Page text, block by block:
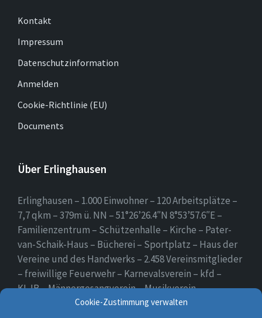
Cookie-Zustimmung verwalten
Kontakt
Impressum
Datenschutzinformation
Anmelden
Cookie-Richtlinie (EU)
Documents
Über Erlinghausen
Erlinghausen – 1.000 Einwohner – 120 Arbeitsplätze –
7,7 qkm – 379m ü. NN – 51°26’26.4″N 8°53’57.6″E –
Familienzentrum – Schützenhalle – Kirche – Pater-
van-Schaik-Haus – Bücherei – Sportplatz – Haus der
Vereine und des Handwerks – 2.458 Vereinsmitglieder
– freiwillige Feuerwehr – Karnevalsverein – kfd –
KLJB – Männergesangverein – Musikverein –
Schützenverein – Sportverein – Use Erlingsen – das